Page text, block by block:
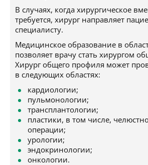
В случаях, когда хирургическое
требуется, хирург направляет
специалисту.
Медицинское образование в
позволяет врачу стать хирургом
Хирург общего профиля может
в следующих областях:
кардиологии;
пульмонологии;
трансплантологии;
пластики, в том числе,
операции;
урологии;
эндокринологии;
онкологии.